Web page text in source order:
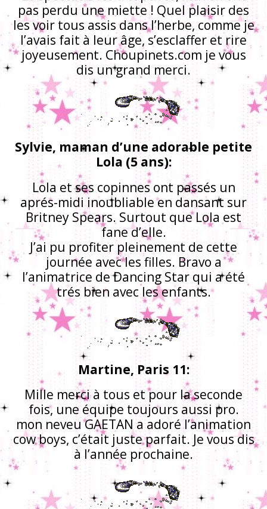
pas perdu une miette ! Quel plaisir des
les voir tous assis dans l’herbe, comme je
l’avais fait à leur âge, s’esclaffer et rire
joyeusement. Choupinets.com je vous
dis un grand merci.
Sylvie, maman d’une adorable petite
Lola (5 ans):
Lola et ses copinnes ont passés un
aprés-midi inoubliable en dansant sur
Britney Spears. Surtout que Lola est
fane d’elle.
J’ai pu profiter pleinement de cette
journée avec les filles. Bravo a
l’animatrice de Dancing Star qui a été
trés bien avec les enfants.
Martine, Paris 11:
Mille merci à tous et pour la seconde
fois, une équipe toujours aussi pro.
mon neveu GAETAN a adoré l’animation
cow boys, c’était juste parfait. Je vous dis
à l’année prochaine.